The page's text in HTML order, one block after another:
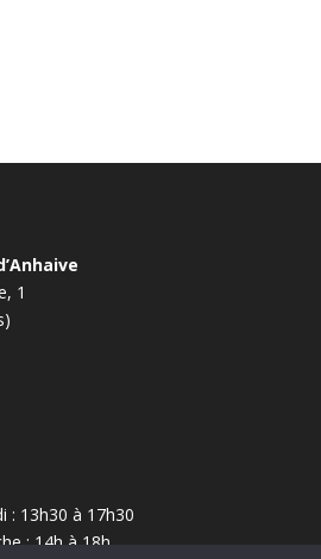
1
: 13h30 à 17h30
: 14h à 18h